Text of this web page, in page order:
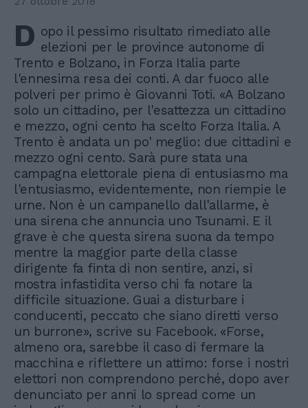
D opo il pessimo risultato rimediato alle
elezioni per le province autonome di
Trento e Bolzano, in Forza Italia parte
l'ennesima resa dei conti. A dar fuoco alle
polveri per primo è Giovanni Toti. «A Bolzano
solo un cittadino, per l'esattezza un cittadino
e mezzo, ogni cento ha scelto Forza Italia. A
Trento è andata un po' meglio: due cittadini e
mezzo ogni cento. Sarà pure stata una
campagna elettorale piena di entusiasmo ma
l'entusiasmo, evidentemente, non riempie le
urne. Non è un campanello dall'allarme, è
una sirena che annuncia uno Tsunami. E il
grave è che questa sirena suona da tempo
mentre la maggior parte della classe
dirigente fa finta di non sentire, anzi, si
mostra infastidita verso chi fa notare la
difficile situazione. Guai a disturbare i
conducenti, peccato che siano diretti verso
un burrone», scrive su Facebook. «Forse,
almeno ora, sarebbe il caso di fermare la
macchina e riflettere un attimo: forse i nostri
elettori non comprendono perché, dopo aver
denunciato per anni lo spread come un